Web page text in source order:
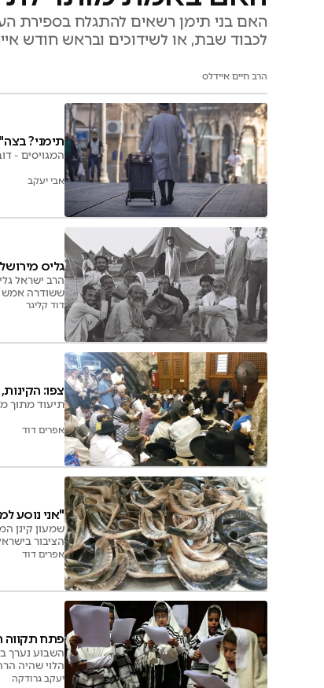
האם בני תימן רשאים להתגלח בספירת
לכבוד שבת, או לשידוכים ובראש חודש
הרב חיים איידלס
תימני?
המגויסים -
אבי יעקב
גליס
הרב ישראל
ששודרה אמש
עמר ששר
דוד קליגר
צפו:
תיעוד מתוך
אפרים דוד
"אני נוסע
שמעון קינן
הציבור
אפרים דוד
פתח תקווה התרגשה: 400 ילדים
השבוע נערך
הלוי שהיה
יעקב גרודקה